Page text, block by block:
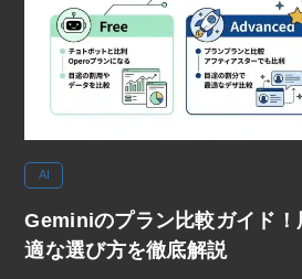
AI
Geminiのプラン比較ガイド！
適な選び方を徹底解説